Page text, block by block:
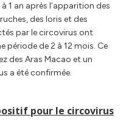
1 an après l’apparition des
des loris et des
par le circovirus ont
période de 2 à 12 mois. Ce
des Aras Macao et un
a été confirmée.
pour le circovirus